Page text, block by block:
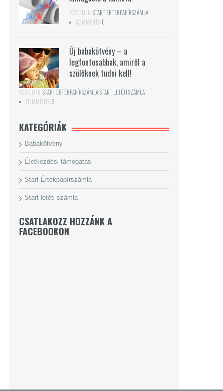
POSTED IN:START ÉRTÉKPAPÍRSZÁMLA
COMMENTS:0
Új babakötvény – a
legfontosabbak, amiről a
szülőknek tudni kell!
POSTED IN:START ÉRTÉKPAPÍRSZÁMLASTART LETÉTI SZÁMLA
COMMENTS:3
KATEGÓRIÁK
Babakötvény
Életkezdési támogatás
Start Értékpapírszámla
Start letéti számla
CSATLAKOZZ HOZZÁNK A
FACEBOOKON